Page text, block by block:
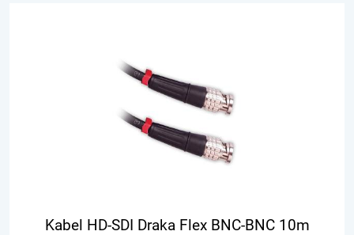
Kabel HD-SDI Draka Flex BNC-BNC 10m